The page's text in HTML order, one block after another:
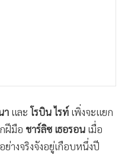
า และโรบิน ไรท์ เพิ่งจะแยก
ฝีมือ ชาร์ลิซ เธอรอน เมื่อ
างจริงจังอยู่เกือบหนึ่งปี